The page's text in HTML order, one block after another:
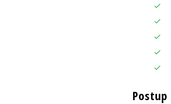
Postup